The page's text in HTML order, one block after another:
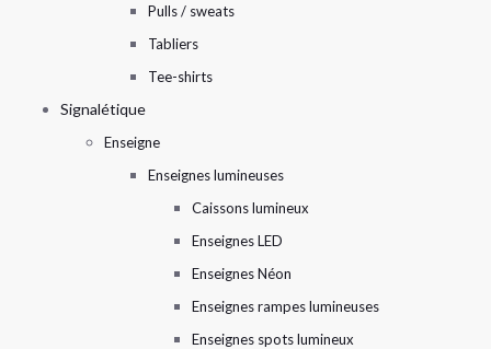
Pulls / sweats
Tabliers
Tee-shirts
Signalétique
Enseigne
Enseignes lumineuses
Caissons lumineux
Enseignes LED
Enseignes Néon
Enseignes rampes lumineuses
Enseignes spots lumineux